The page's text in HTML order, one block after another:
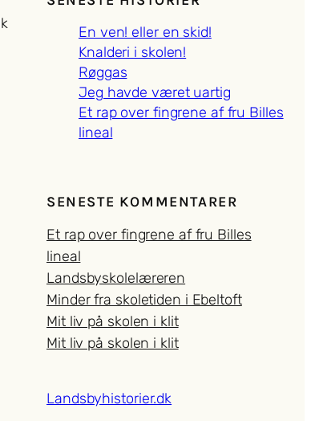
En ven! eller en skid!
Knalderi i skolen!
Røggas
Jeg havde været uartig
Et rap over fingrene af fru Billes
lineal
SENESTE KOMMENTARER
Et rap over fingrene af fru Billes
lineal
Landsbyskolelæreren
Minder fra skoletiden i Ebeltoft
Mit liv på skolen i klit
Mit liv på skolen i klit
Landsbyhistorier.dk